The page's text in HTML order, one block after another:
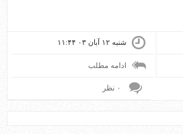
شنبه ۱۲ آبان ۰۳ ۱۱:۴۴
ادامه مطلب
۰ نظر